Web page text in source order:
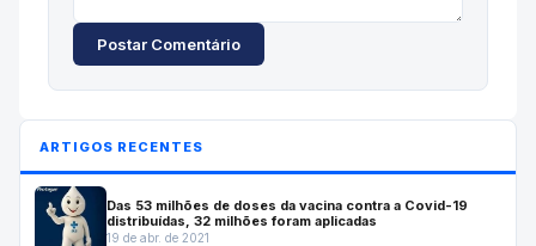
Postar Comentário
ARTIGOS RECENTES
Das 53 milhões de doses da vacina contra a Covid-19
distribuídas, 32 milhões foram aplicadas
19 de abr. de 2021